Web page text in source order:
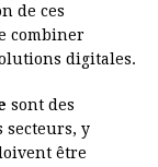
de ces
combiner
digitales.
sont des
secteurs, y
être